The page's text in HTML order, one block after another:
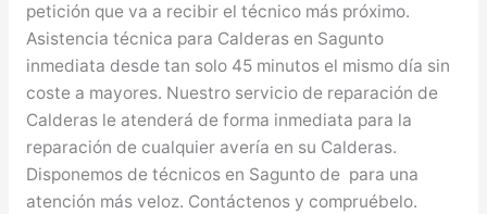
petición que va a recibir el técnico más próximo.
Asistencia técnica para Calderas en Sagunto
inmediata desde tan solo 45 minutos el mismo día sin
coste a mayores. Nuestro servicio de reparación de
Calderas le atenderá de forma inmediata para la
reparación de cualquier avería en su Calderas.
Disponemos de técnicos en Sagunto de para una
atención más veloz. Contáctenos y compruébelo.